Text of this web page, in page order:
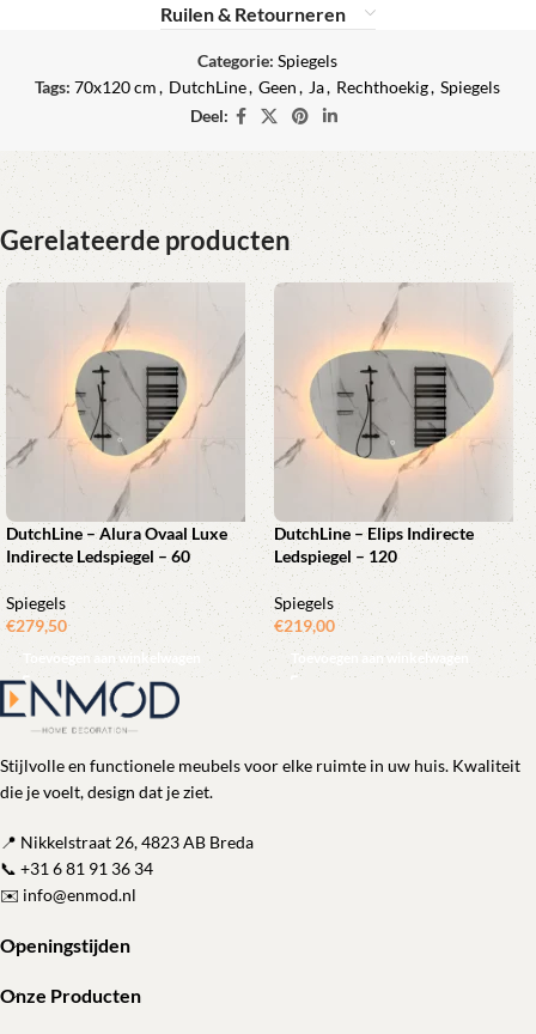
Ruilen & Retourneren
Categorie: Spiegels
Tags: 70x120 cm , DutchLine, Geen , Ja, Rechthoekig, Spiegels
Deel:
Gerelateerde producten
DutchLine – Alura Ovaal Luxe
Indirecte Ledspiegel – 60
Spiegels
€279,50
Toevoegen aan winkelwagen
DutchLine – Elips Indirecte
Ledspiegel – 120
Spiegels
€219,00
Toevoegen aan winkelwagen
Stijlvolle en functionele meubels voor elke ruimte in uw huis. Kwaliteit
die je voelt, design dat je ziet.
📍 Nikkelstraat 26, 4823 AB Breda
📞 +31 6 81 91 36 34
✉️ info@enmod.nl
Openingstijden
Onze Producten